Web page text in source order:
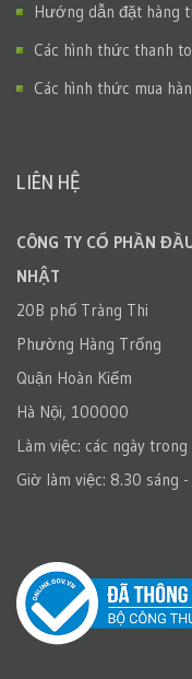
Hướng dẫn đặt hàng
Các hình thức thanh
Các hình thức mua
LIÊN HỆ
CÔNG TY CỔ PHẦN
NHẬT
20B phố Tràng Thi
Phường Hàng Trống
Quận Hoàn Kiếm
Hà Nội, 100000
Làm việc: các ngày trong
Giờ làm việc: 8.30 sáng